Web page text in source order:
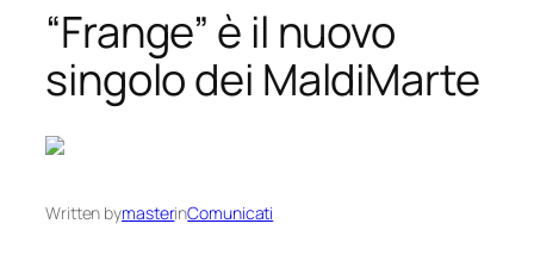
“Frange” è il nuovo
singolo dei MaldiMarte
Written bymasterinComunicati